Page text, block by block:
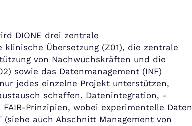
DIONE drei zentrale
Übersetzung (Z01), die zentrale
von Nachwuchskräften und die
sowie das Datenmanagement (INF)
jedes einzelne Projekt unterstützen,
schaffen. Datenintegration, -
Prinzipien, wobei experimentelle Daten
auch Abschnitt Management von